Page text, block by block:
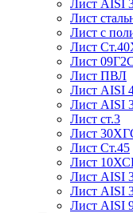
Лист AISI
Лист
Лист с
Лист
Лист
Лист ПВЛ
Лист AISI
Лист AISI
Лист ст.3
Лист
Лист Ст.45
Лист
Лист AISI
Лист AISI
Лист AISI